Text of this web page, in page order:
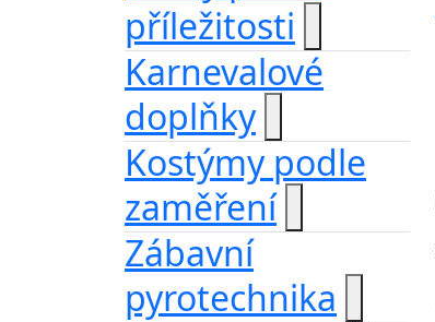
příležitosti
Karnevalové
doplňky
Kostýmy podle
zaměření
Zábavní
pyrotechnika